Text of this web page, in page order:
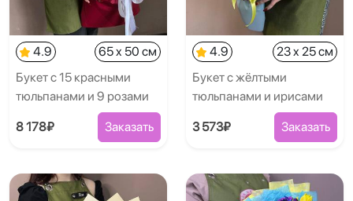
4.9
65 x 50 см
Букет с 15 красными
тюльпанами и 9 розами
8 178₽ Заказать
4.9
23 x 25 см
Букет с жёлтыми
тюльпанами и ирисами
3 573₽ Заказать